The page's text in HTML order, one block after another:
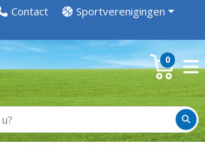
Contact Sportverenigingen
0